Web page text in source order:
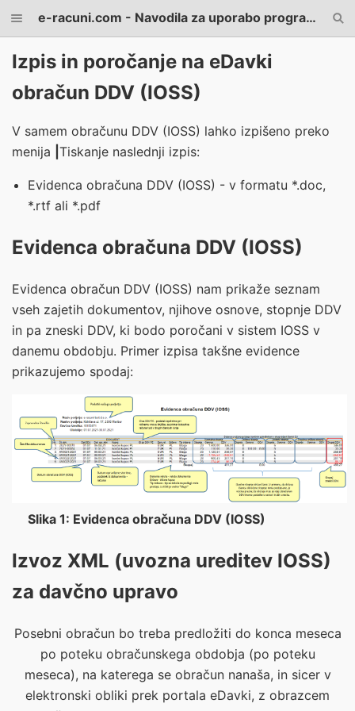
e-racuni.com - Navodila za uporabo programa
Izpis in poročanje na eDavki
obračun DDV (IOSS)
V samem obračunu DDV (IOSS) lahko izpišeno preko
menija Tiskanje naslednji izpis:
Evidenca obračuna DDV (IOSS) - v formatu *.doc,
*.rtf ali *.pdf
Evidenca obračuna DDV (IOSS)
Evidenca obračun DDV (IOSS) nam prikaže seznam
vseh zajetih dokumentov, njihove osnove, stopnje DDV
in pa zneski DDV, ki bodo poročani v sistem IOSS v
danemu obdobju. Primer izpisa takšne evidence
prikazujemo spodaj:
Slika 1: Evidenca obračuna DDV (IOSS)
Izvoz XML (uvozna ureditev IOSS)
za davčno upravo
Posebni obračun bo treba predložiti do konca meseca
po poteku obračunskega obdobja (po poteku
meseca), na katerega se obračun nanaša, in sicer v
elektronski obliki prek portala eDavki, z obrazcem